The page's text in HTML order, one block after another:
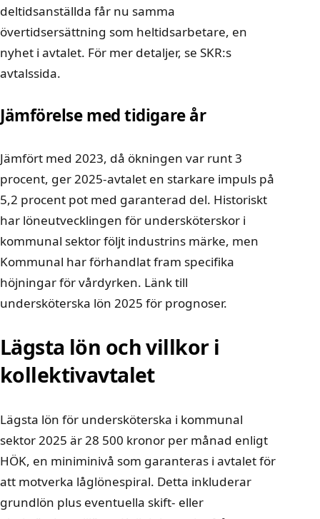
deltidsanställda får nu samma
övertidsersättning som heltidsarbetare, en
nyhet i avtalet. För mer detaljer, se SKR:s
avtalssida.
Jämförelse med tidigare år
Jämfört med 2023, då ökningen var runt 3
procent, ger 2025-avtalet en starkare impuls på
5,2 procent pot med garanterad del. Historiskt
har löneutvecklingen för undersköterskor i
kommunal sektor följt industrins märke, men
Kommunal har förhandlat fram specifika
höjningar för vårdyrken. Länk till
undersköterska lön 2025 för prognoser.
Lägsta lön och villkor i
kollektivavtalet
Lägsta lön för undersköterska i kommunal
sektor 2025 är 28 500 kronor per månad enligt
HÖK, en miniminivå som garanteras i avtalet för
att motverka låglönespiral. Detta inkluderar
grundlön plus eventuella skift- eller